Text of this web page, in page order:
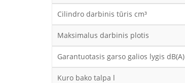
Cilindro darbinis tūris cm³
Maksimalus darbinis plotis
Garantuotasis garso galios lygis dB(A)
Kuro bako talpa l